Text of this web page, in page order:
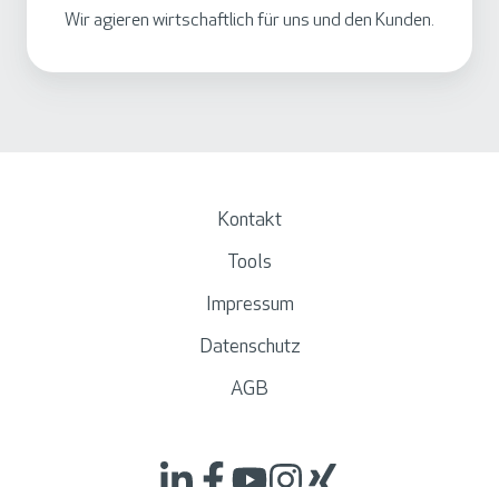
Wir agieren wirtschaftlich für uns und den Kunden.
Kontakt
Tools
Impressum
Datenschutz
AGB